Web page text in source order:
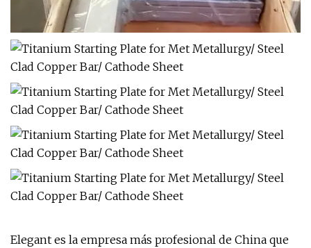
Elegant es la empresa más profesional de China que